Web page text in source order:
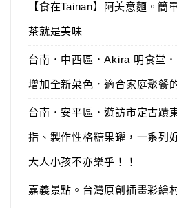
【食在Tainan】阿美意麵。簡
茶就是美味
台南．中西區．Akira 明食堂
增加全新菜色．適合家庭聚餐
台南．安平區．遊訪市定古蹟
指、製作性格糖果罐，一系列
大人小孩不亦樂乎！！
嘉義景點。台灣原創插畫彩繪